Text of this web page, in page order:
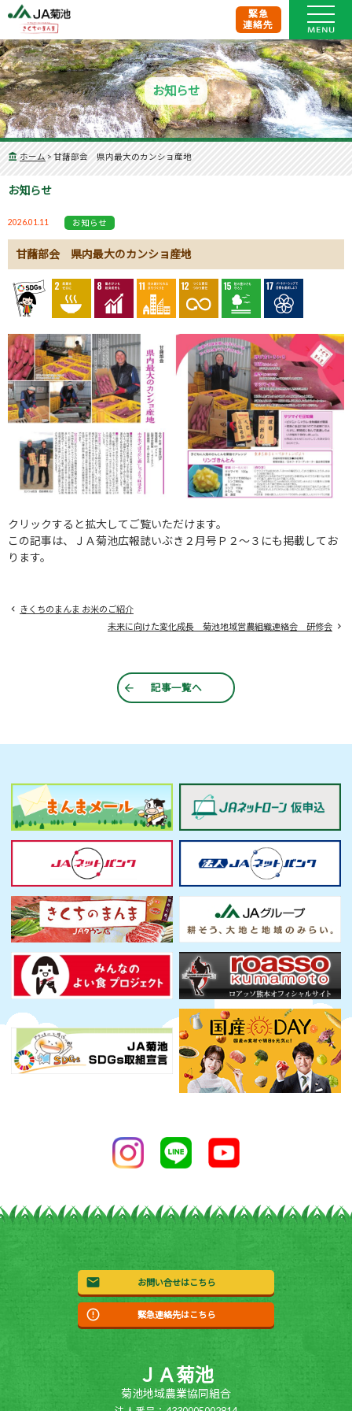
緊急
連絡先
お知らせ
ホーム > 甘藷部会 県内最大のカンショ産地
お知らせ
2026.01.11 お知らせ
甘藷部会 県内最大のカンショ産地
クリックすると拡大してご覧いただけます。
この記事は、ＪＡ菊池広報誌いぶき２月号Ｐ２～３にも掲載してお
ります。
きくちのまんま お米のご紹介
未来に向けた変化成長 菊池地域営農組織連絡会 研修会
記事一覧へ
お問い合せはこちら
緊急連絡先はこちら
ＪＡ菊池
菊池地域農業協同組合